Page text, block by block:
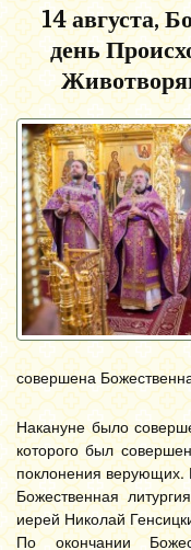
14 августа,
день
совершена
Накануне было
которого был
поклонения
Божественная
иерей Николай
По окончании